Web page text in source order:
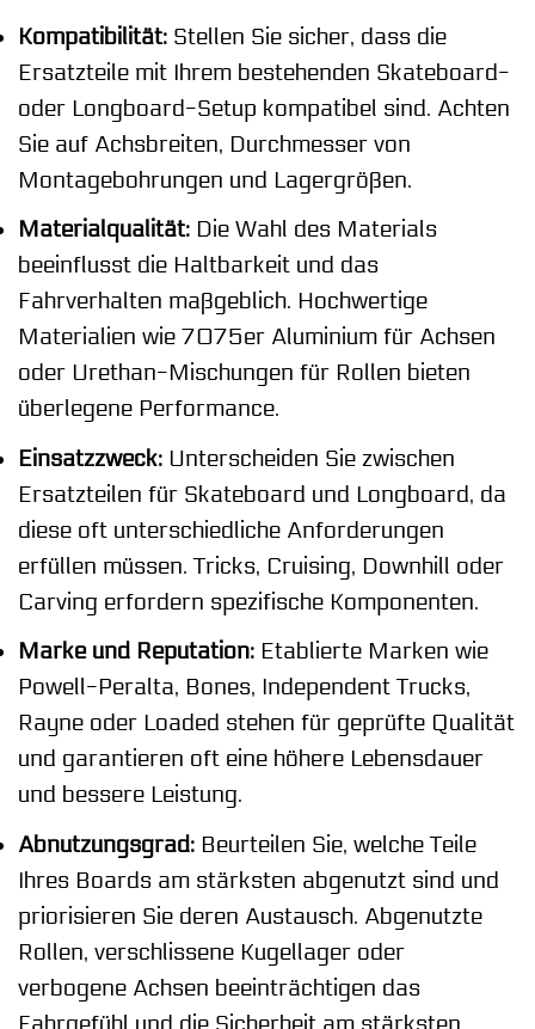
Kompatibilität: Stellen Sie sicher, dass die
Ersatzteile mit Ihrem bestehenden Skateboard-
oder Longboard-Setup kompatibel sind. Achten
Sie auf Achsbreiten, Durchmesser von
Montagebohrungen und Lagergrößen.
Materialqualität: Die Wahl des Materials
beeinflusst die Haltbarkeit und das
Fahrverhalten maßgeblich. Hochwertige
Materialien wie 7075er Aluminium für Achsen
oder Urethan-Mischungen für Rollen bieten
überlegene Performance.
Einsatzzweck: Unterscheiden Sie zwischen
Ersatzteilen für Skateboard und Longboard, da
diese oft unterschiedliche Anforderungen
erfüllen müssen. Tricks, Cruising, Downhill oder
Carving erfordern spezifische Komponenten.
Marke und Reputation: Etablierte Marken wie
Powell-Peralta, Bones, Independent Trucks,
Rayne oder Loaded stehen für geprüfte Qualität
und garantieren oft eine höhere Lebensdauer
und bessere Leistung.
Abnutzungsgrad: Beurteilen Sie, welche Teile
Ihres Boards am stärksten abgenutzt sind und
priorisieren Sie deren Austausch. Abgenutzte
Rollen, verschlissene Kugellager oder
verbogene Achsen beeinträchtigen das